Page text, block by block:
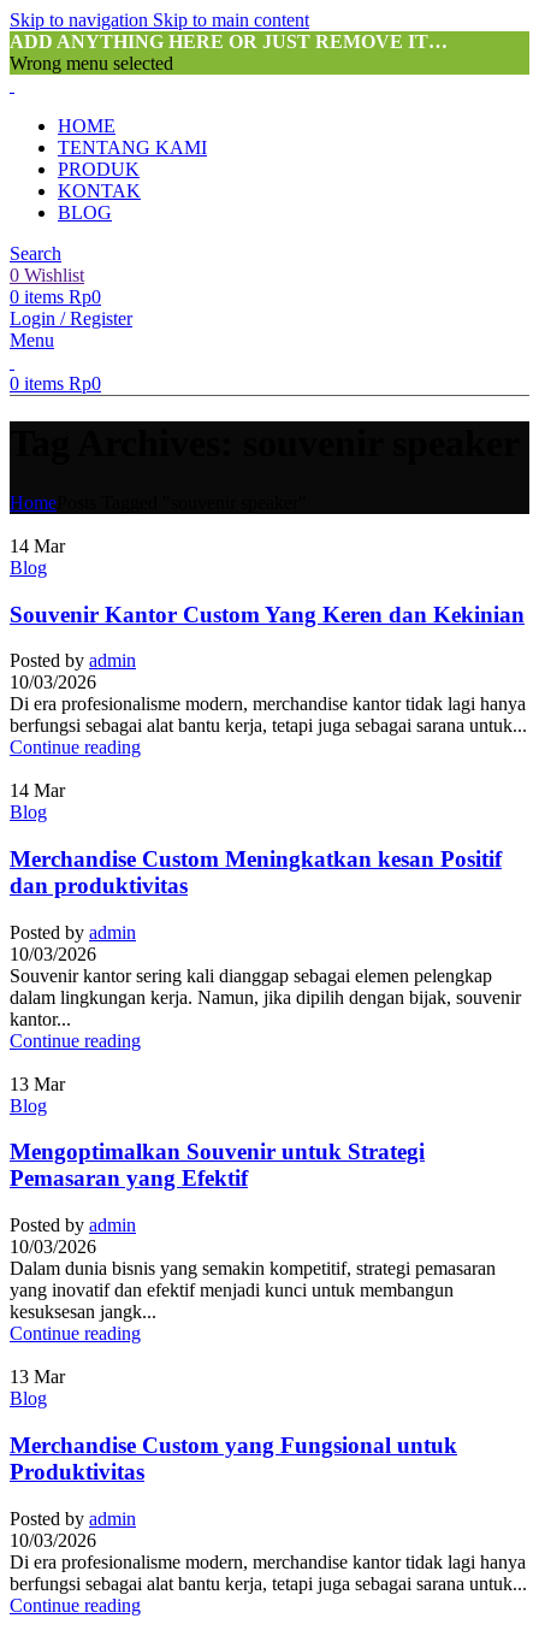
Skip to navigation Skip to main content
ADD ANYTHING HERE OR JUST REMOVE IT…
Wrong menu selected
HOME
TENTANG KAMI
PRODUK
KONTAK
BLOG
Search
0 Wishlist
0 items Rp0
Login / Register
Menu
0 items Rp0
Home
14 Mar
Blog
Souvenir Kantor Custom Yang Keren dan Kekinian
Posted by admin
10/03/2026
Di era profesionalisme modern, merchandise kantor tidak lagi hanya
berfungsi sebagai alat bantu kerja, tetapi juga sebagai sarana untuk...
Continue reading
14 Mar
Blog
Merchandise Custom Meningkatkan kesan Positif
dan produktivitas
Posted by admin
10/03/2026
Souvenir kantor sering kali dianggap sebagai elemen pelengkap
dalam lingkungan kerja. Namun, jika dipilih dengan bijak, souvenir
kantor...
Continue reading
13 Mar
Blog
Mengoptimalkan Souvenir untuk Strategi
Pemasaran yang Efektif
Posted by admin
10/03/2026
Dalam dunia bisnis yang semakin kompetitif, strategi pemasaran
yang inovatif dan efektif menjadi kunci untuk membangun
kesuksesan jangk...
Continue reading
13 Mar
Blog
Merchandise Custom yang Fungsional untuk
Produktivitas
Posted by admin
10/03/2026
Di era profesionalisme modern, merchandise kantor tidak lagi hanya
berfungsi sebagai alat bantu kerja, tetapi juga sebagai sarana untuk...
Continue reading